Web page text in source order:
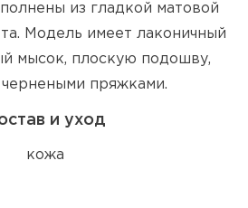
из гладкой матовой
Модель имеет лаконичный
мысок, плоскую подошву,
пряжками.
и уход
кожа